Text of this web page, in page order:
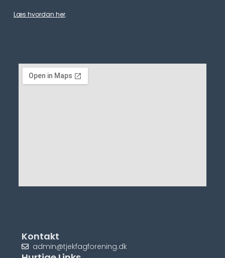
Læs hvordan her.
Kontakt
admin@tjekfagforening.dk